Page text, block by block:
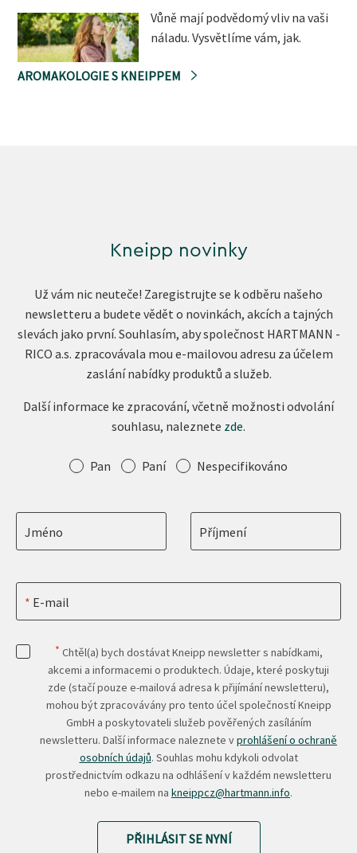
Vůně mají podvědomý vliv na vaši
náladu. Vysvětlíme vám, jak.
AROMAKOLOGIE S KNEIPPEM
Kneipp novinky
Už vám nic neuteče! Zaregistrujte se k odběru našeho
newsletteru a budete vědět o novinkách, akcích a tajných
slevách jako první. Souhlasím, aby společnost HARTMANN -
RICO a.s. zpracovávala mou e-mailovou adresu za účelem
zaslání nabídky produktů a služeb.
Další informace ke zpracování, včetně možnosti odvolání
souhlasu, naleznete zde.
Oslovení Pan Paní Nespecifikováno
Jméno Příjmení
E-mail
* Chtěl(a) bych dostávat Kneipp newsletter s nabídkami,
akcemi a informacemi o produktech. Údaje, které poskytuji
zde (stačí pouze e-mailová adresa k přijímání newsletteru),
mohou být zpracovávány pro tento účel společností Kneipp
GmbH a poskytovateli služeb pověřených zasíláním
newsletteru. Další informace naleznete vprohlášení o ochraně
osobních údajů. Souhlas mohu kdykoli odvolat
prostřednictvím odkazu na odhlášení v každém newsletteru
nebo e-mailem na kneippcz@hartmann.info.
PŘIHLÁSIT SE NYNÍ